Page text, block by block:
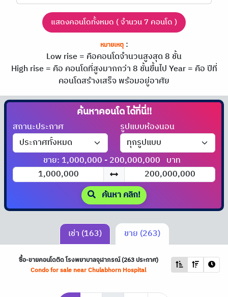
แสดงคอนโดทั้งหมด ( จำนวน 7 คอนโด )
หมายเหตุ:
Low rise = คือคอนโดจำนวนสูงสุด 8 ชั้น
High rise = คือ คอนโดที่สูงมากกว่า 8 ชั้นขึ้นไปYear = คือ ปีที่
คอนโดสร้างเสร็จ พร้อมอยู่อาศัย
ค้นหาคอนโดได้ที่นี่!!
สถานะประกาศ รูปแบบห้องนอน
ขาย: 1,000,000 - 200,000,000 บาท
ค้นหา คลิก!
เช่า (163) ขาย (263)
ซื้อ-ขายคอนโดติด โรงพยาบาลจุฬาภรณ์ (263 ประกาศ)
Condo for sale near Chulabhorn Hospital